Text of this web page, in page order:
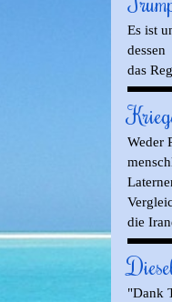
Es ist
das
Weder
die
"Dank